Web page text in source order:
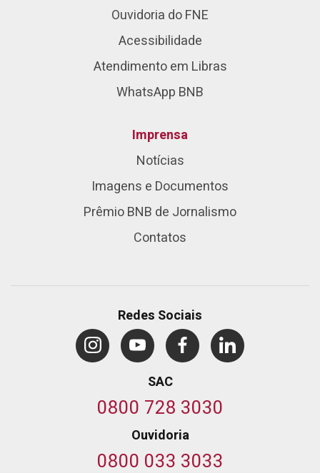
Ouvidoria do FNE
Acessibilidade
Atendimento em Libras
WhatsApp BNB
Imprensa
Notícias
Imagens e Documentos
Prêmio BNB de Jornalismo
Contatos
Redes Sociais
SAC
0800 728 3030
Ouvidoria
0800 033 3033